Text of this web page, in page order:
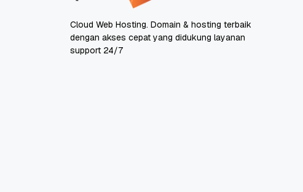
Cloud Web Hosting. Domain & hosting terbaik
dengan akses cepat yang didukung layanan
support 24/7